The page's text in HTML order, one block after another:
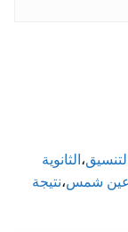
،الثانوية
عين شمس،نتيجة